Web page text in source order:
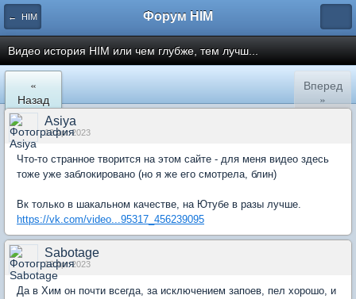
← HIM Форум HIM
Видео история HIM или чем глубже, тем лучш...
«
Назад
Вперед
»
Asiya
12 Apr 2023
Что-то странное творится на этом сайте - для меня видео здесь
тоже уже заблокировано (но я же его смотрела, блин)
Вк только в шакальном качестве, на Ютубе в разы лучше.
https://vk.com/video...95317_456239095
Sabotage
12 Apr 2023
Да в Хим он почти всегда, за исключением запоев, пел хорошо, и